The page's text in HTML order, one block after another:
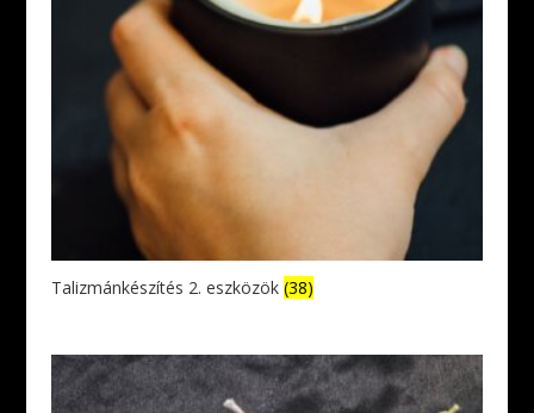
Talizmánkészítés 2. eszközök (38)